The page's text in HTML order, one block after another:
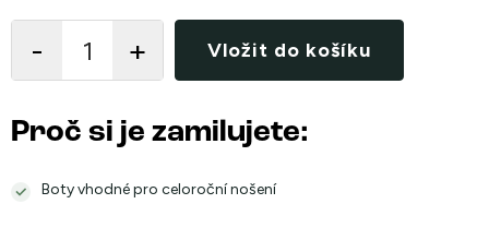
cena:
Vložit do košíku
Proč si je zamilujete:
Boty vhodné pro celoroční nošení